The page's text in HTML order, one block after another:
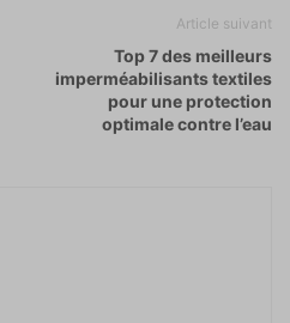
Article suivant
Top 7 des meilleurs
imperméabilisants textiles
pour une protection
optimale contre l’eau